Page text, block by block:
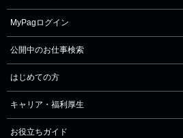
MyPagログイン
公開中のお仕事検索
はじめての方
キャリア・福利厚生
お役立ちガイド